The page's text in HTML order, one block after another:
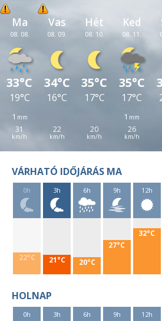
Ma
08. 08.
33°C
19°C
1
31
Vas
08. 09.
34°C
16°C
22
Hét
08. 10.
35°C
17°C
20
Ked
08. 11.
35°C
17°C
1
26
VÁRHATÓ IDŐJÁRÁS MA
0h
22°C
3h
21°C
6h
20°C
9h
27°C
12h
32°C
HOLNAP
0h 3h 6h 9h 12h